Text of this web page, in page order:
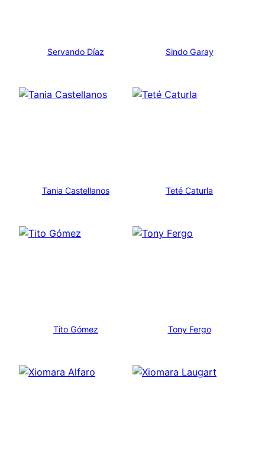
Servando Díaz Sindo Garay
Tania Castellanos Teté Caturla
Tito Gómez Tony Fergo